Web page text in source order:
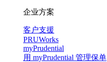
企业方案
客户支援
PRUWorks
myPrudential
用 myPrudential 管理保单